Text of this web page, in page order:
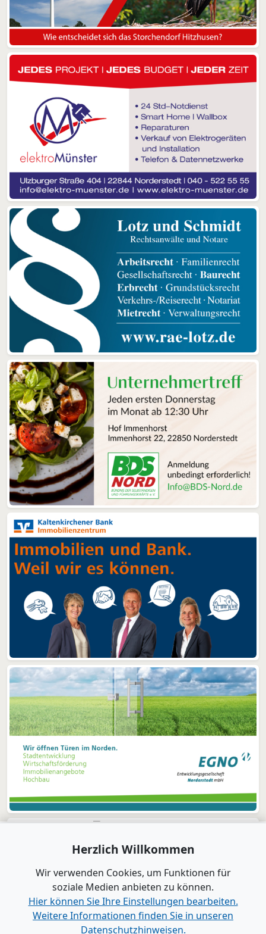
Herzlich Willkommen
Wir verwenden Cookies, um Funktionen für
soziale Medien anbieten zu können.
Hier können Sie Ihre Einstellungen bearbeiten.
Weitere Informationen finden Sie in unseren
Datenschutzhinweisen.